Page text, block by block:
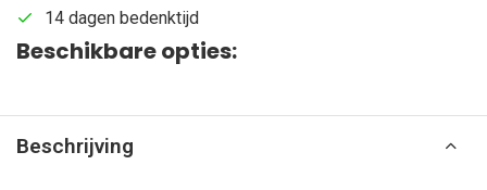
14 dagen bedenktijd
Beschikbare opties:
Beschrijving